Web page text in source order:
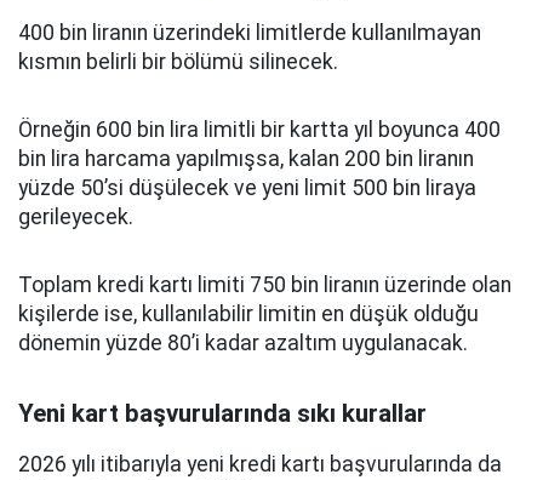
400 bin liranın üzerindeki limitlerde kullanılmayan
kısmın belirli bir bölümü silinecek.
Örneğin 600 bin lira limitli bir kartta yıl boyunca 400
bin lira harcama yapılmışsa, kalan 200 bin liranın
yüzde 50’si düşülecek ve yeni limit 500 bin liraya
gerileyecek.
Toplam kredi kartı limiti 750 bin liranın üzerinde olan
kişilerde ise, kullanılabilir limitin en düşük olduğu
dönemin yüzde 80’i kadar azaltım uygulanacak.
Yeni kart başvurularında sıkı kurallar
2026 yılı itibarıyla yeni kredi kartı başvurularında da